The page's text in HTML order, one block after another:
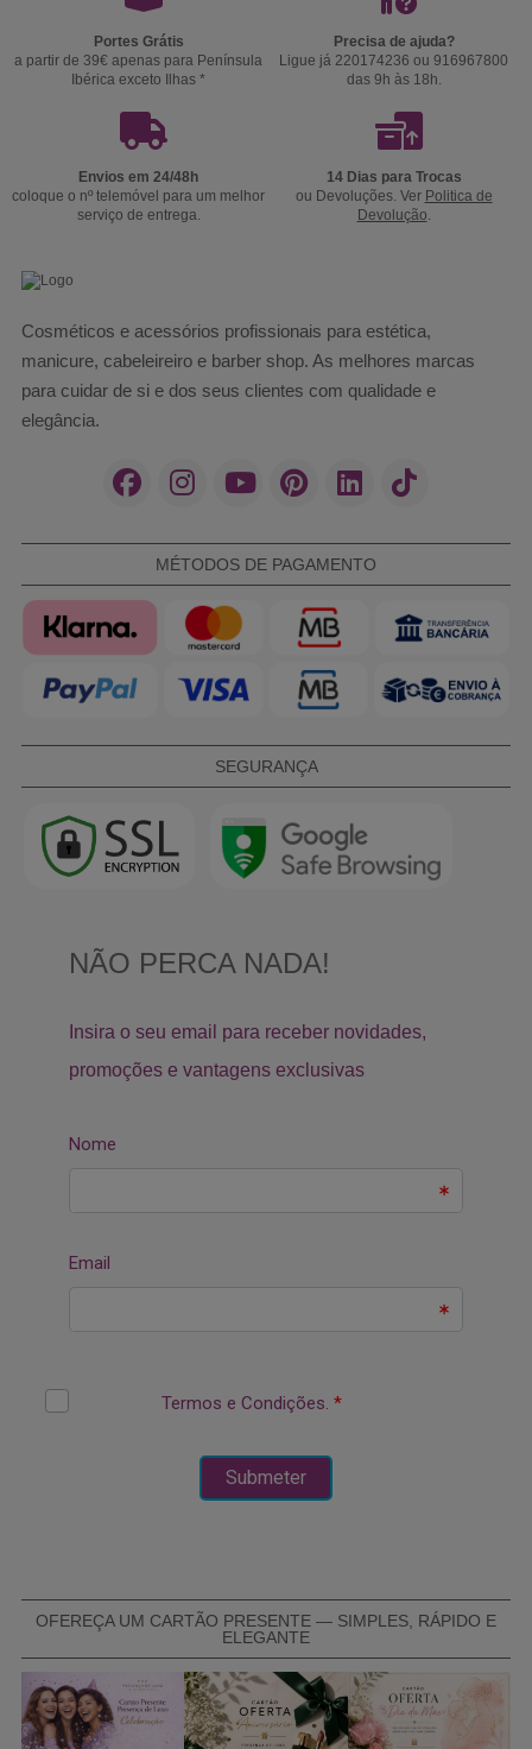
Portes Grátis
a partir de 39€ apenas para Península
Ibérica exceto Ilhas *
Precisa de ajuda?
Ligue já 220174236 ou 916967800
das 9h às 18h.
Envios em 24/48h
coloque o nº telemóvel para um melhor
serviço de entrega.
14 Dias para Trocas
ou Devoluções. Ver Politica de
Devolução.
Cosméticos e acessórios profissionais para estética,
manicure, cabeleireiro e barber shop. As melhores marcas
para cuidar de si e dos seus clientes com qualidade e
elegância.
MÉTODOS DE PAGAMENTO
SEGURANÇA
OFEREÇA UM CARTÃO PRESENTE — SIMPLES, RÁPIDO E
ELEGANTE